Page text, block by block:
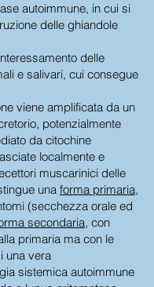
autoimmune, in cui si
delle ghiandole
delle
e salivari, cui consegue
viene amplificata da un
potenzialmente
da citochine
localmente e
muscarinici delle
una forma primaria,
(secchezza orale ed
secondaria, con
primaria ma con le
una vera
sistemica autoimmune